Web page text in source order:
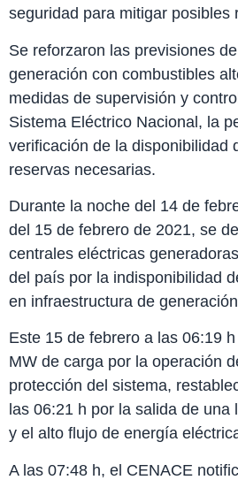
seguridad para mitigar posibles
Se reforzaron las previsiones
generación con combustibles
medidas de supervisión y
Sistema Eléctrico Nacional, la
verificación de la disponibilidad
reservas necesarias.
Durante la noche del 14 de
del 15 de febrero de 2021, se
centrales eléctricas
del país por la indisponibilidad
en infraestructura de
Este 15 de febrero a las 06:19
MW de carga por la operación
protección del sistema,
las 06:21 h por la salida de una
y el alto flujo de energía
A las 07:48 h, el CENACE